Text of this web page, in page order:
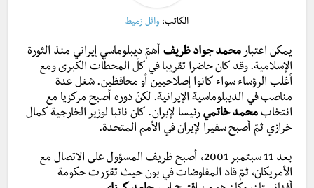
الكاتب: وائل زميط
يمكن اعتبارمحمد جواد ظريف أهمّ ديبلوماسي إيراني منذ الثورة
الإسلامية. وقد كان حاضرا تقريبا في كلّ المحطّات الكبرى ومع
أغلب الرؤساء سواء كانوا إصلاحيين أو محافظين. شغل عدة
مناصب في الديبلوماسية الإيرانية. لكنّ دوره أصبح مركزيا مع
انتخابمحمد خاتمي رئيسا لإيران. كان نائبا لوزير الخارجية كمال
خرازي ثمّ أصبح سفيرا لإيران في الأمم المتحدة.
بعد 11 سبتمبر 2001، أصبح ظريف المسؤول على الاتصال مع
الأمريكان، ثمّ قاد المفاوضات في بون حيث تقرّرت حكومة